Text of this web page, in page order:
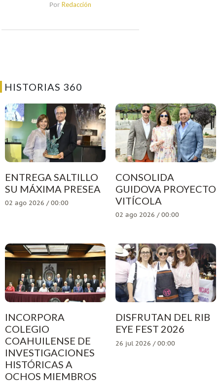
Por Redacción
HISTORIAS 360
ENTREGA SALTILLO
SU MÁXIMA PRESEA
02 ago 2026 / 00:00
CONSOLIDA
GUIDOVA PROYECTO
VITÍCOLA
02 ago 2026 / 00:00
INCORPORA
COLEGIO
COAHUILENSE DE
INVESTIGACIONES
HISTÓRICAS A
OCHOS MIEMBROS
DISFRUTAN DEL RIB
EYE FEST 2026
26 jul 2026 / 00:00